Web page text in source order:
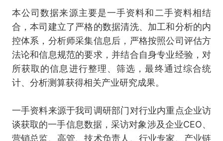
本公司数据来源主要是一手资料和二手资料相结
合，本司建立了严格的数据清洗、加工和分析的内
控体系，分析师采集信息后，严格按照公司评估方
法论和信息规范的要求，并结合自身专业经验，对
所获取的信息进行整理、筛选，最终通过综合统
计、分析测算获得相关产业研究成果。
一手资料来源于我司调研部门对行业内重点企业访
谈获取的一手信息数据，采访对象涉及企业CEO、
营销总监、高管、技术负责人、行业专家、产业链